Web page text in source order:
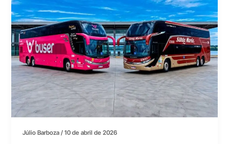
Júlio Barboza/10 de abril de 2026